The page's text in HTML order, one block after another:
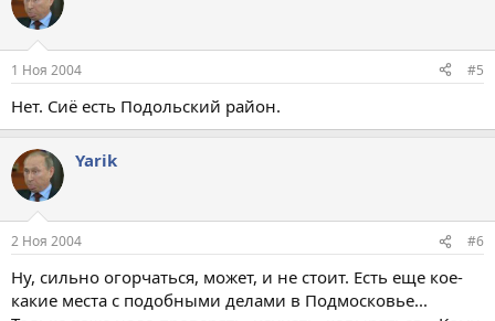
1 Ноя 2004 #5
Нет. Сиё есть Подольский район.
Yarik
2 Ноя 2004 #6
Ну, сильно огорчаться, может, и не стоит. Есть еще кое-
какие места с подобными делами в Подмосковье...